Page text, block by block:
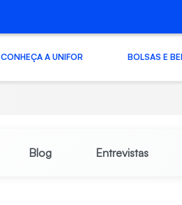
CONHEÇA A UNIFOR BOLSAS E
Blog Entrevistas